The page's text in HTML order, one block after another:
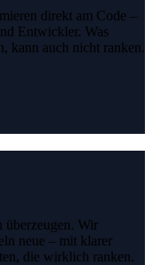
direkt am Code –
Entwickler. Was
kann auch nicht ranken.
überzeugen. Wir
neue – mit klarer
die wirklich ranken.